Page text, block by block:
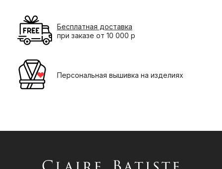
Бесплатная доставка
при заказе от 10 000 р
Персональная вышивка на изделиях